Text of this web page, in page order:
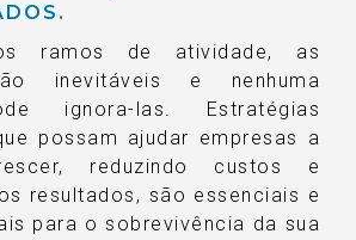
ramos de atividade, as
inevitáveis e nenhuma
ignora-las. Estratégias
possam ajudar empresas a
reduzindo custos e
resultados, são essenciais e
para o sobrevivência da sua